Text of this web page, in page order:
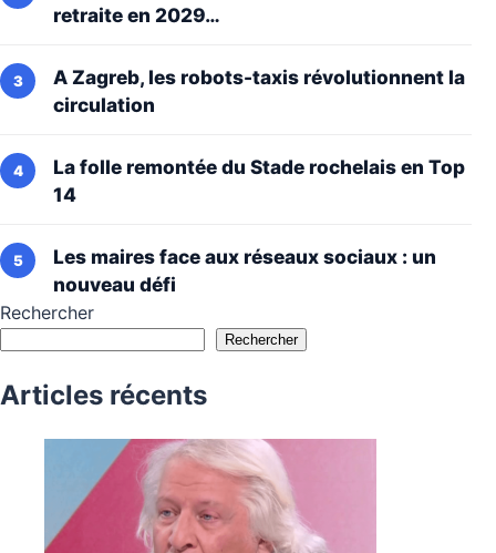
retraite en 2029…
A Zagreb, les robots-taxis révolutionnent la
circulation
La folle remontée du Stade rochelais en Top
14
Les maires face aux réseaux sociaux : un
nouveau défi
Rechercher
Rechercher
Articles récents